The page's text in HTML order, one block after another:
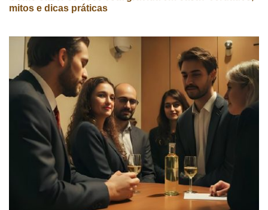
mitos e dicas práticas